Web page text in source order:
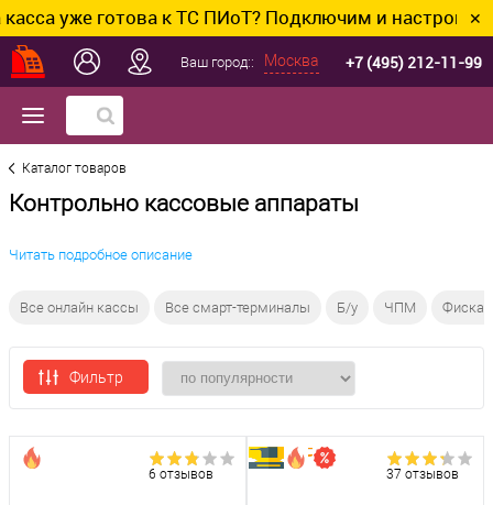
готова к ТС ПИоТ? Подключим и настроим без ✕
Ваш город:: Москва +7 (495) 212-11-99
Каталог товаров
Контрольно кассовые аппараты
Читать подробное описание
Все онлайн кассы Все смарт-терминалы Б/у ЧПМ
Фильтр
6 отзывов 37 отзывов